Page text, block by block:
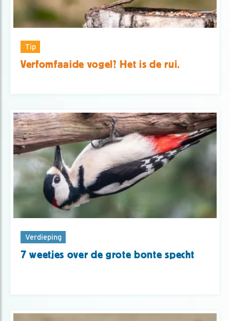
Tip
Verfomfaaide vogel? Het is de rui.
Verdieping
7 weetjes over de grote bonte specht